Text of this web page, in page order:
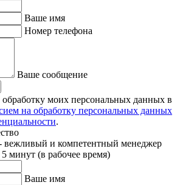
Ваше имя
Номер телефона
Ваше сообщение
обработку моих персональных данных в
на обработку персональных данных
.
вежливый и компетентный менеджер
минут (в рабочее время)
Ваше имя